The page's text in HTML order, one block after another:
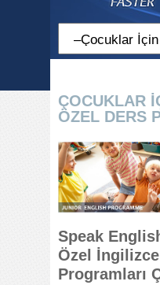
ÇOCUKLAR
ÖZEL DERS
Speak
Özel
Programları